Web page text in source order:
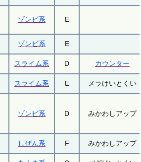
ゾンビ系 E
ゾンビ系 E
スライム系 D カウンター
スライム系 E メラけいとくい
ゾンビ系 D みかわしアップ
しぜん系 F みかわしアップ